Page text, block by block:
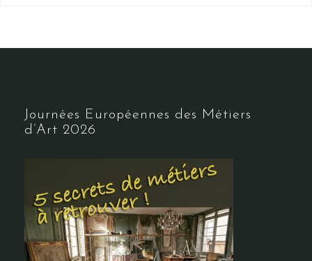
Journées Européennes des Métiers
d’Art 2026